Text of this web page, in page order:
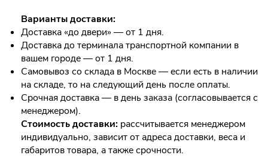
Варианты доставки:
Доставка «до двери» — от 1 дня.
Доставка до терминала транспортной компании в
вашем городе — от 1 дня.
Самовывоз со склада в Москве — если есть в наличии
на складе, то на следующий день после оплаты.
Срочная доставка — в день заказа (согласовывается с
менеджером).
Стоимость доставки: рассчитывается менеджером
индивидуально, зависит от адреса доставки, веса и
габаритов товара, а также срочности.